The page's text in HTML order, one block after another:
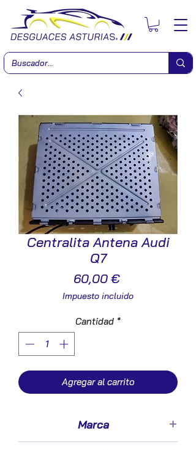
Centralita Antena Audi
Q7
60,00 €Precio
Impuesto incluido
Cantidad *
Agregar al carrito
Marca